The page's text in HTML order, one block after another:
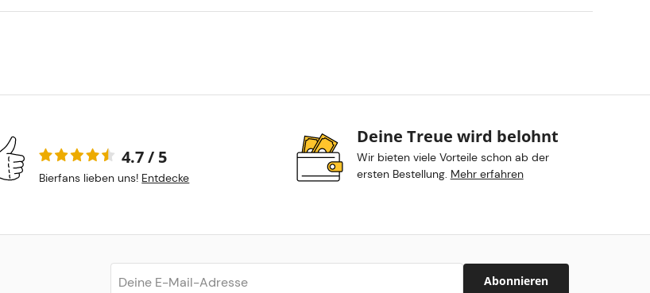
4.7 / 5
Bierfans lieben uns! Entdecke
Deine Treue wird belohnt
Wir bieten viele Vorteile schon ab der
ersten Bestellung. Mehr erfahren
Abonnieren